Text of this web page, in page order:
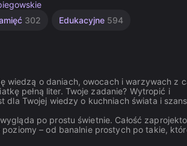
302 Edukacyjne 594
wiedzą o daniach, owocach i warzywach z
pełną liter. Twoje zadanie? Wytropić i
Twojej wiedzy o kuchniach świata i
po prostu świetnie. Całość
– od banalnie prostych po takie,